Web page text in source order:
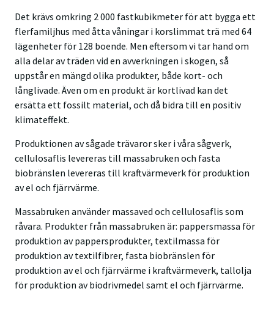
Det krävs omkring 2 000 fastkubikmeter för att bygga ett
flerfamiljhus med åtta våningar i korslimmat trä med 64
lägenheter för 128 boende. Men eftersom vi tar hand om
alla delar av träden vid en avverkningen i skogen, så
uppstår en mängd olika produkter, både kort- och
långlivade. Även om en produkt är kortlivad kan det
ersätta ett fossilt material, och då bidra till en positiv
klimateffekt.
Produktionen av sågade trävaror sker i våra sågverk,
cellulosaflis levereras till massabruken och fasta
biobränslen levereras till kraftvärmeverk för produktion
av el och fjärrvärme.
Massabruken använder massaved och cellulosaflis som
råvara. Produkter från massabruken är: pappersmassa för
produktion av pappersprodukter, textilmassa för
produktion av textilfibrer, fasta biobränslen för
produktion av el och fjärrvärme i kraftvärmeverk, tallolja
för produktion av biodrivmedel samt el och fjärrvärme.